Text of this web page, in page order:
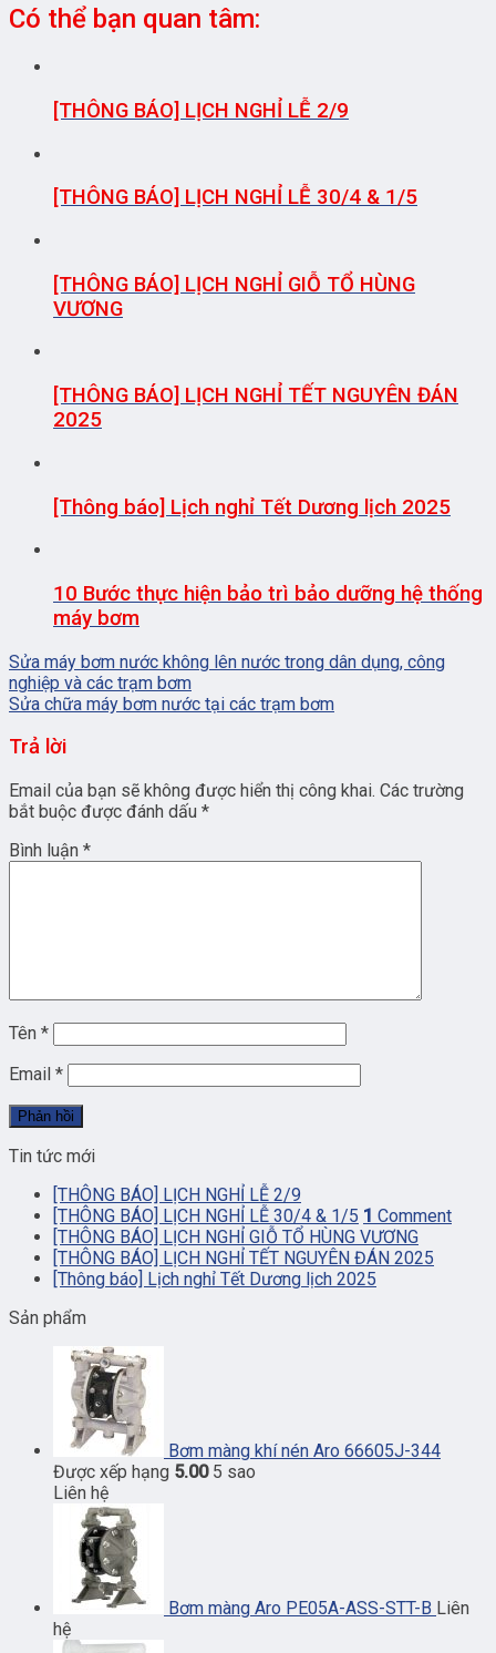
Có thể bạn quan tâm:
[THÔNG BÁO] LỊCH NGHỈ LỄ 2/9
[THÔNG BÁO] LỊCH NGHỈ LỄ 30/4 & 1/5
[THÔNG BÁO] LỊCH NGHỈ GIỖ TỔ HÙNG
VƯƠNG
[THÔNG BÁO] LỊCH NGHỈ TẾT NGUYÊN ĐÁN
2025
[Thông báo] Lịch nghỉ Tết Dương lịch 2025
10 Bước thực hiện bảo trì bảo dưỡng hệ thống
máy bơm
Sửa máy bơm nước không lên nước trong dân dụng, công
nghiệp và các trạm bơm
Sửa chữa máy bơm nước tại các trạm bơm
Trả lời
Email của bạn sẽ không được hiển thị công khai. Các trường
bắt buộc được đánh dấu *
Bình luận *
Tên *
Email *
Tin tức mới
[THÔNG BÁO] LỊCH NGHỈ LỄ 2/9
[THÔNG BÁO] LỊCH NGHỈ LỄ 30/4 & 1/5 1 Comment
[THÔNG BÁO] LỊCH NGHỈ GIỖ TỔ HÙNG VƯƠNG
[THÔNG BÁO] LỊCH NGHỈ TẾT NGUYÊN ĐÁN 2025
[Thông báo] Lịch nghỉ Tết Dương lịch 2025
Sản phẩm
Bơm màng khí nén Aro 66605J-344
Được xếp hạng 5.005 sao
Liên hệ
Bơm màng Aro PE05A-ASS-STT-B Liên
hệ